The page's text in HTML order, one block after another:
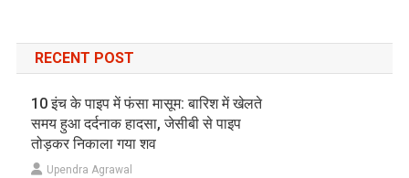
RECENT POST
10 इंच के पाइप में फंसा मासूम: बारिश में खेलते
समय हुआ दर्दनाक हादसा, जेसीबी से पाइप
तोड़कर निकाला गया शव
Upendra Agrawal